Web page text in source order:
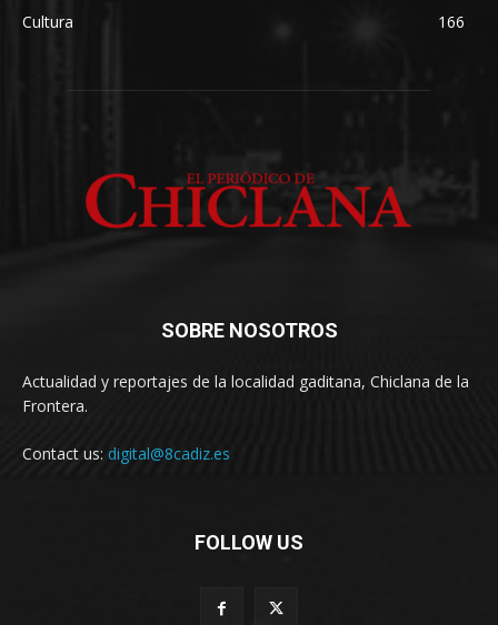
Cultura
166
SOBRE NOSOTROS
Actualidad y reportajes de la localidad gaditana, Chiclana de la
Frontera.
Contact us: digital@8cadiz.es
FOLLOW US